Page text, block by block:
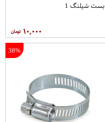
بست شیلنگ 1
۱۰,۰۰۰
38%